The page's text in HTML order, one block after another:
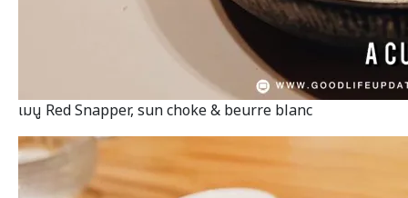
เมนู Red Snapper, sun choke & beurre blanc